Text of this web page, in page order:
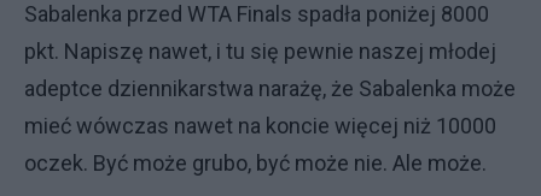
Sabalenka przed WTA Finals spadła poniżej 8000
pkt. Napiszę nawet, i tu się pewnie naszej młodej
adeptce dziennikarstwa narażę, że Sabalenka może
mieć wówczas nawet na koncie więcej niż 10000
oczek. Być może grubo, być może nie. Ale może.